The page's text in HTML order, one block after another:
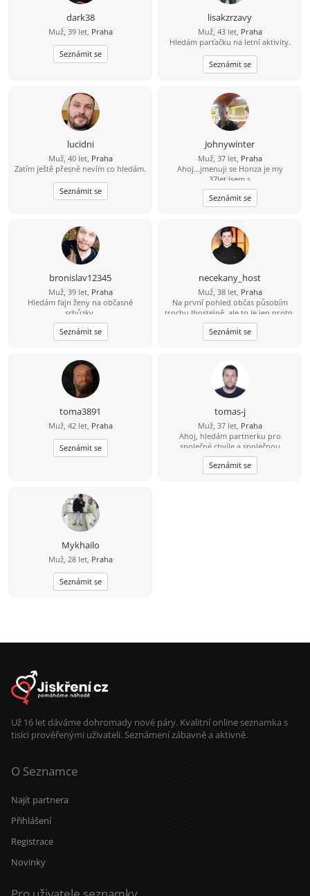
dark38
Muž, 39 let, Praha
Seznámit se
lisakzrzavy
Muž, 43 let, Praha
Hledám parťačku na letní aktivity.
Seznámit se
lucidni
Muž, 40 let, Praha
Zatím ještě přesně nevím co hledám.
Seznámit se
Johnywinter
Muž, 37 let, Praha
Ahoj...jmenuji se Honza je my
37let,jsem s
prahy,svobodný,bezdětní. Touto
cestou bych se rad seznámil se
sympatickou slečnou/ženou která vi
vážně a nechce si jen dopisovat ale
chce a je ochotná vyměnit písmenka
za realné/osobní seznámení. Pokud
ještě existuje slečna/žena která má
stejný pohled a názor na věc, tak
budu moc rád když my napíšeš a
třeba se domluvíme rovnou na
schůzce nebo si vyměníme kontakt.
Každopádně mé Tel.číslo 735731152.
Stačí napsat a ja se ozvu...:-))...
Seznámit se
bronislav12345
Muž, 39 let, Praha
Hledám fajn ženy na občasné
schůzky.
Seznámit se
necekany_host
Muž, 38 let, Praha
Na první pohled občas působím
trochu lhostejně, ale to je jen proto,
že svět raději tiše vnímám, než abych
měl potřebu ho neustále
komentovat. Pokud se se mnou
přeskočí sama.
Seznámit se
toma3891
Muž, 42 let, Praha
Seznámit se
tomas-j
Muž, 37 let, Praha
Ahoj, hledám partnerku pro
společné chvíle a společnou
budoucnost. Rád bych se s někým
seznámil. Věřím, že skutečné
partnerství mezi 2 lidmi existuje. S
Seznámit se
Mykhailo
Muž, 28 let, Praha
Seznámit se
Už 16 let dáváme dohromady nové páry. Kvalitní online seznamka s
tisíci prověřenými uživateli. Seznámení zábavně a aktivně.
O Seznamce
Najít partnera
Přihlášení
Registrace
Novinky